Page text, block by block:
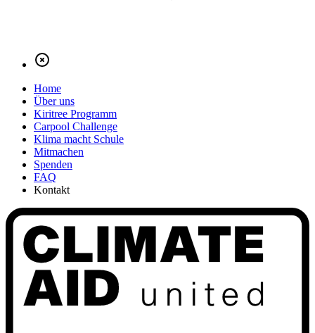
Home
Über uns
Kiritree Programm
Carpool Challenge
Klima macht Schule
Mitmachen
Spenden
FAQ
Kontakt